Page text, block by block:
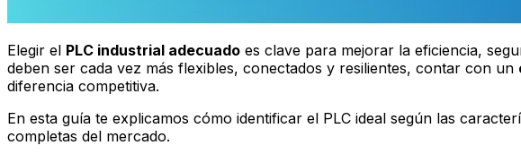
Elegir el PLC industrial adecuado es clave para mejorar la eficiencia,
deben ser cada vez más flexibles, conectados y resilientes, contar con un
diferencia competitiva.
En esta guía te explicamos cómo identificar el PLC ideal según las
completas del mercado.